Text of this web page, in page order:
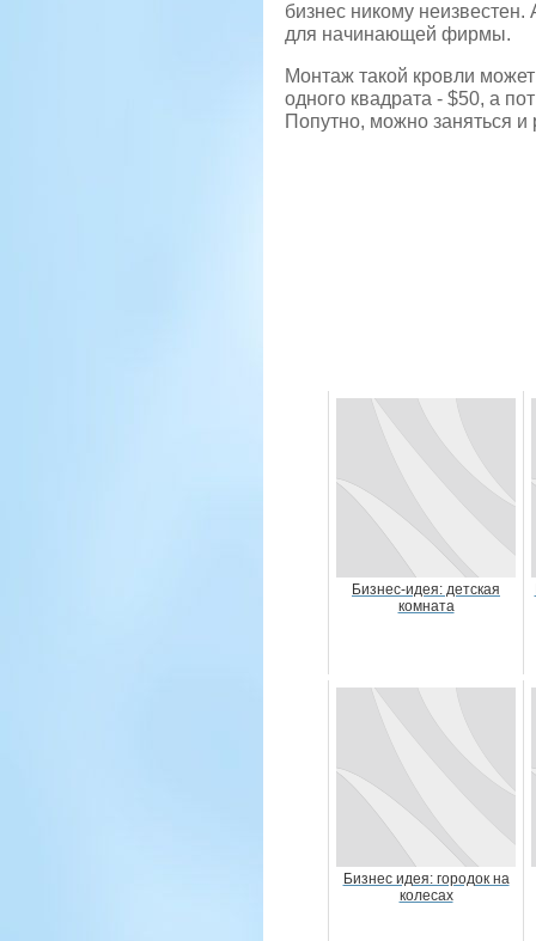
бизнес никому
для начинающей фирмы.
Монтаж такой кровли
одного квадрата - $50, а
Попутно, можно заняться
Бизнес-идея: детская
комната
Бизнес идея: городок на
колесах